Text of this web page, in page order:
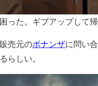
困った。ギブアップして
販売元のボナンザに問い
るらしい。